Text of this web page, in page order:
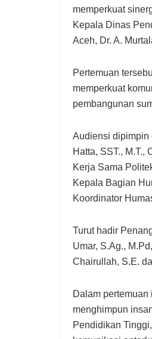
memperkuat
Kepala Dinas
Aceh, Dr. A.
Pertemuan
memperkuat
pembangunan
Audiensi dipimpin
Hatta, SST.,
Kerja Sama
Kepala Bagian
Koordinator
Turut hadir
Umar, S.Ag.,
Chairullah, S.E.
Dalam
menghimpun
Pendidikan